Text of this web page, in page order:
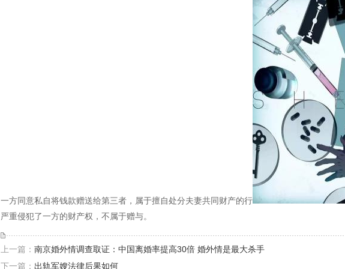
一方同意私自将钱款赠送给第三者，属于擅自处分夫妻共同财产的行
严重侵犯了一方的财产权，不属于赠与。
上一篇： 南京婚外情调查取证：中国离婚率提高30倍 婚外情是最大杀手
下一篇： 出轨军嫂法律后果如何